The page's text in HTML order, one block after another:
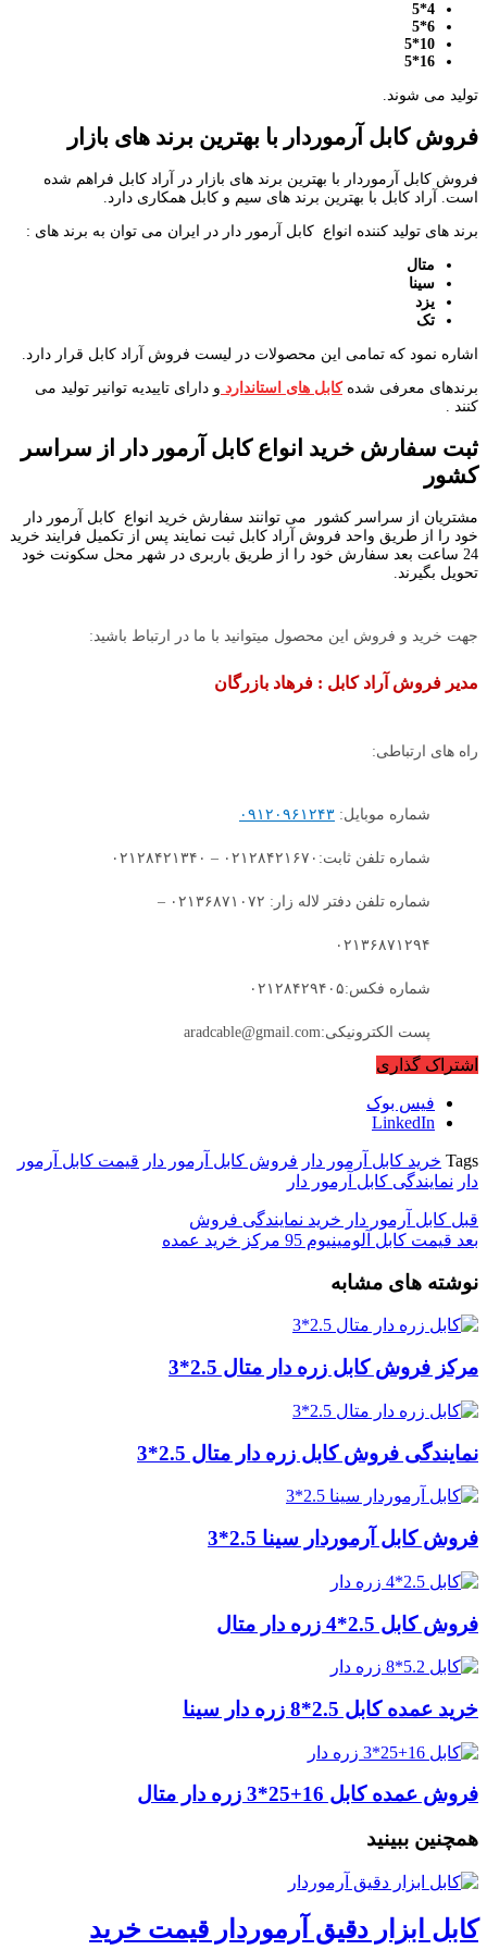
4*5
6*5
10*5
16*5
تولید می شوند.
فروش کابل آرموردار با بهترین برند های بازار
فروش کابل آرموردار با بهترین برند های بازار در آراد کابل فراهم شده
است. آراد کابل با بهترین برند های سیم و کابل همکاری دارد.
برند های تولید کننده انواع کابل آرمور دار در ایران می توان به برند های :
متال
سینا
یزد
تک
اشاره نمود که تمامی این محصولات در لیست فروش آراد کابل قرار دارد.
برندهای معرفی شدهکابل های استاندارد و دارای تاییدیه توانیر تولید می
کنند .
ثبت سفارش خرید انواع کابل آرمور دار از سراسر
کشور
مشتریان از سراسر کشور می توانند سفارش خرید انواع کابل آرمور دار
خود را از طریق واحد فروش آراد کابل ثبت نمایند پس از تکمیل فرایند خرید
24 ساعت بعد سفارش خود را از طریق باربری در شهر محل سکونت خود
تحویل بگیرند.
جهت خرید و فروش این محصول میتوانید با ما در ارتباط باشید:
مدیر فروش آراد کابل : فرهاد بازرگان
راه های ارتباطی:
شماره موبایل: ۰۹۱۲۰۹۶۱۲۴۳
شماره تلفن ثابت:۰۲۱۲۸۴۲۱۶۷۰ – ۰۲۱۲۸۴۲۱۳۴۰
شماره تلفن دفتر لاله زار: ۰۲۱۳۶۸۷۱۰۷۲ –
۰۲۱۳۶۸۷۱۲۹۴
شماره فکس:۰۲۱۲۸۴۲۹۴۰۵
پست الکترونیکی:aradcable@gmail.com
اشتراک گذاری
فیس بوک
LinkedIn
Tags خرید کابل آرمور دار فروش کابل آرمور دار قیمت کابل آرمور
دار نمایندگی کابل آرمور دار
قبل کابل آرمور دار خرید نمایندگی فروش
بعد قیمت کابل آلومینیوم 95 مرکز خرید عمده
نوشته های مشابه
مرکز فروش کابل زره دار متال 2.5*3
نمایندگی فروش کابل زره دار متال 2.5*3
فروش کابل آرموردار سینا 2.5*3
فروش کابل 2.5*4 زره دار متال
خرید عمده کابل 2.5*8 زره دار سینا
فروش عمده کابل 16+25*3 زره دار متال
همچنین ببینید
کابل ابزار دقیق آرموردار قیمت خرید